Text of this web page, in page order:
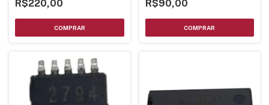
R$220,00 R$90,00